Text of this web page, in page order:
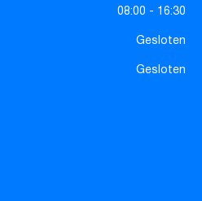
08:00 - 16:30
Gesloten
Gesloten